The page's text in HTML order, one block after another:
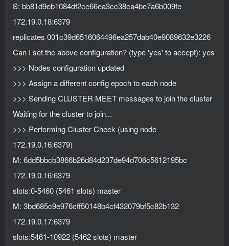
S: bb81d9eb1084df2ce66ea3cc38ca4be7a6b009fe
172.19.0.18:6379
replicates 001c39d6516064496ea257dab40e9089632e3226
Can I set the above configuration? (type 'yes' to accept): yes
>>> Nodes configuration updated
>>> Assign a different config epoch to each node
>>> Sending CLUSTER MEET messages to join the cluster
Waiting for the cluster to join...
>>> Performing Cluster Check (using node
172.19.0.16:6379)
M: 6dd5bbcb3866b26d84d237de94d706c5612195bc
172.19.0.16:6379
slots:0-5460 (5461 slots) master
M: 3bd685c9e976cff50148b4cf432079bf5c82b132
172.19.0.17:6379
slots:5461-10922 (5462 slots) master